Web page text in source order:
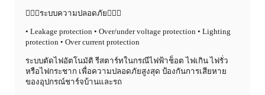
👷🏻‍♂️ระบบความปลอดภัย👷🏻‍♂️
• Leakage protection • Over/under voltage protection • Lighting
protection • Over current protection
ระบบตัดไฟอัตโนมัติ รีสตาร์ทในกรณีไฟฟ้าช็อต ไฟเกิน ไฟรั่ว
หรือไฟกระชาก เพื่อความปลอดภัยสูงสุด ป้องกันการเสียหาย
ของอุปกรณ์ชาร์จบ้านและรถ